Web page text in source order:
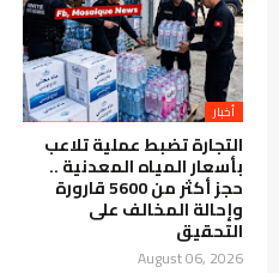
أخبار
التجارة تضبط عملية تلاعب
بأسعار المياه المعدنية ..
حجز أكثر من 5600 قارورة
وإحالة المخالف على
التحقيق
August 06, 2026